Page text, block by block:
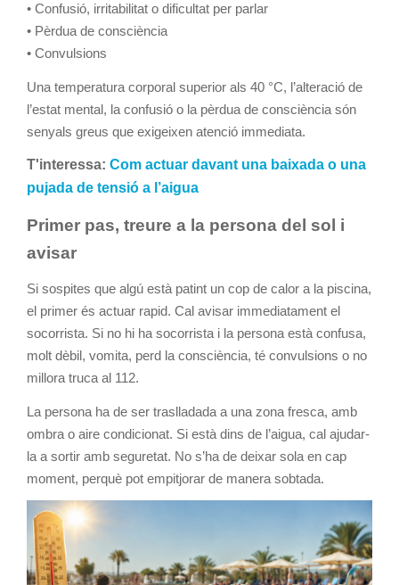
• Confusió, irritabilitat o dificultat per parlar
• Pèrdua de consciència
• Convulsions
Una temperatura corporal superior als 40 °C, l’alteració de
l’estat mental, la confusió o la pèrdua de consciència són
senyals greus que exigeixen atenció immediata.
T'interessa: Com actuar davant una baixada o una
pujada de tensió a l’aigua
Primer pas, treure a la persona del sol i
avisar
Si sospites que algú està patint un cop de calor a la piscina,
el primer és actuar rapid. Cal avisar immediatament el
socorrista. Si no hi ha socorrista i la persona està confusa,
molt dèbil, vomita, perd la consciència, té convulsions o no
millora truca al 112.
La persona ha de ser traslladada a una zona fresca, amb
ombra o aire condicionat. Si està dins de l’aigua, cal ajudar-
la a sortir amb seguretat. No s’ha de deixar sola en cap
moment, perquè pot empitjorar de manera sobtada.